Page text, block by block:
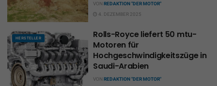
VON REDAKTION "DER MOTOR"
4. DEZEMBER 2025
HERSTELLER
Rolls-Royce liefert 50 mtu-
Motoren für
Hochgeschwindigkeitszüge in
Saudi-Arabien
VON REDAKTION "DER MOTOR"